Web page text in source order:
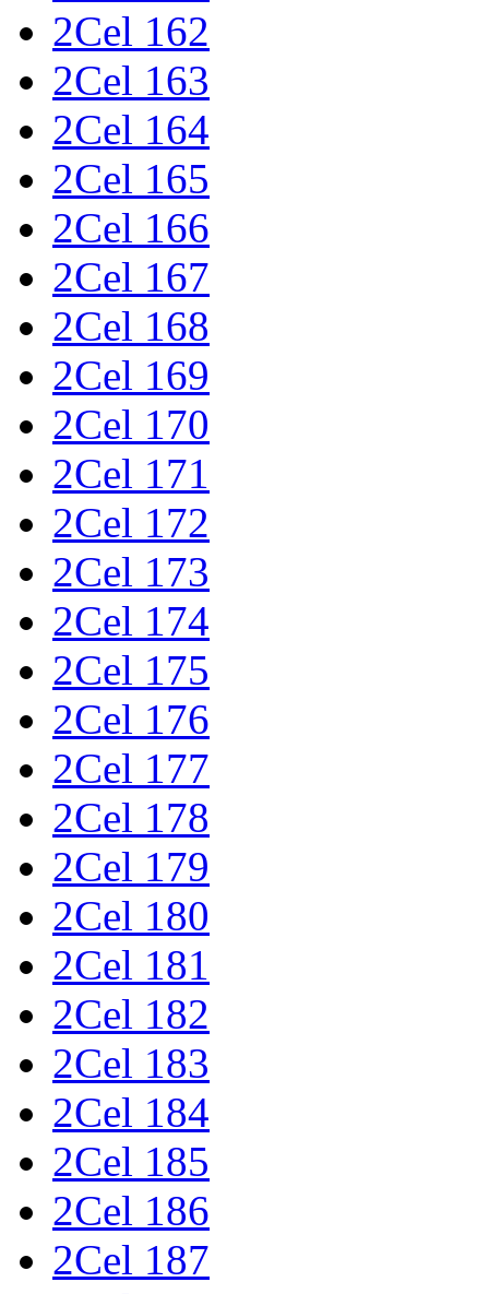
2Cel 162
2Cel 163
2Cel 164
2Cel 165
2Cel 166
2Cel 167
2Cel 168
2Cel 169
2Cel 170
2Cel 171
2Cel 172
2Cel 173
2Cel 174
2Cel 175
2Cel 176
2Cel 177
2Cel 178
2Cel 179
2Cel 180
2Cel 181
2Cel 182
2Cel 183
2Cel 184
2Cel 185
2Cel 186
2Cel 187